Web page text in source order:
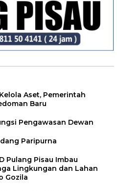
Aset, Pemerintah
Baru
Pengawasan Dewan
Paripurna
Pulang Pisau Imbau
Lingkungan dan Lahan
Gozila